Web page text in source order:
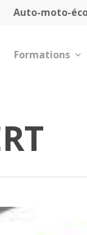
Auto-moto-
Formations